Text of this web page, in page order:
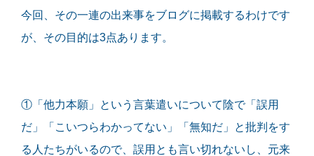
今回、その一連の出来事をブログに掲載するわけです
が、その目的は3点あります。
①「他力本願」という言葉遣いについて陰で「誤用
だ」「こいつらわかってない」「無知だ」と批判をす
る人たちがいるので、誤用とも言い切れないし、元来